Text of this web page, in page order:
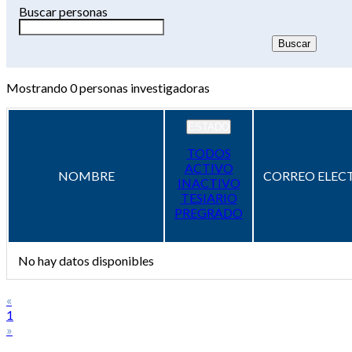
Buscar personas
Mostrando0personas investigadoras
NOMBRE
TODOS
ACTIVO
INACTIVO
TESIARIO
PREGRADO
CORREO
No hay datos disponibles
«
1
»